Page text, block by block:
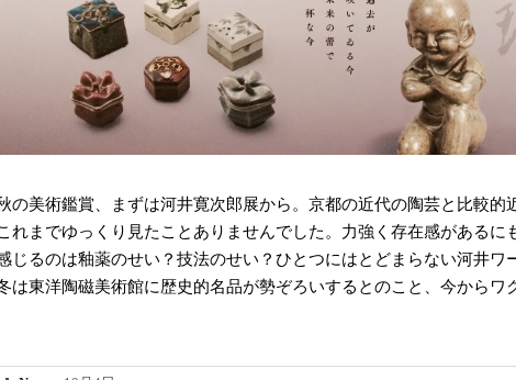
の美術鑑賞、まずは河井寛次郎展から。京都の近代の陶芸と比較的
れまでゆっくり見たことありませんでした。力強く存在感があるに
じるのは釉薬のせい？技法のせい？ひとつにはとどまらない河井ワ
は東洋陶磁美術館に歴史的名品が勢ぞろいするとのこと、今からワ